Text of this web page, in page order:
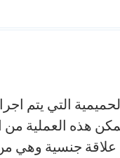
التي يتم
هذه العملية من
علاقة جنسية وهي